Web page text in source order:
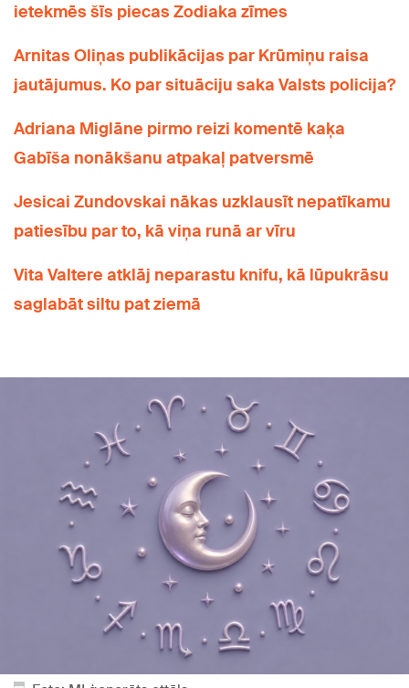
ietekmēs šīs piecas Zodiaka zīmes
Arnitas Oliņas publikācijas par Krūmiņu raisa
jautājumus. Ko par situāciju saka Valsts policija?
Adriana Miglāne pirmo reizi komentē kaķa
Gabīša nonākšanu atpakaļ patversmē
Jesicai Zundovskai nākas uzklausīt nepatīkamu
patiesību par to, kā viņa runā ar vīru
Vita Valtere atklāj neparastu knifu, kā lūpukrāsu
saglabāt siltu pat ziemā